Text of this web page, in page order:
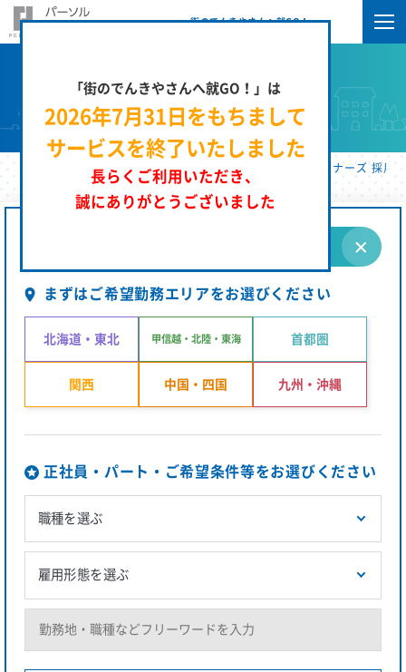
街のでんきやさんへ就GO！
「街のでんきやさんへ就GO！」は
2026年7月31日をもちまして
サービスを終了いたしました
長らくご利用いただき、
誠にありがとうございました
求人検索
街のでんきやさんへ就GO！ | パーソルエクセルＨＲパートナーズ 採用
まずはご希望勤務エリアをお選びください
北海道・東北 甲信越・北陸・東海 首都圏
関西 中国・四国 九州・沖縄
正社員・パート・ご希望条件等をお選びください